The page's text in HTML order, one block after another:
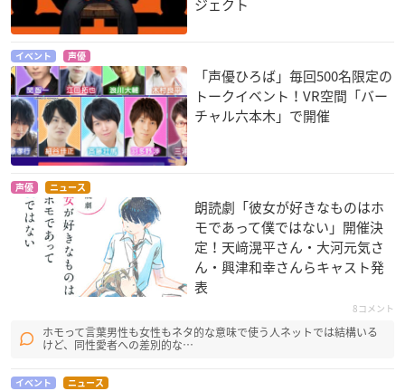
ジェクト
イベント 声優
「声優ひろば」毎回500名限定の
トークイベント！VR空間「バー
チャル六本木」で開催
声優 ニュース
朗読劇「彼女が好きなものはホ
モであって僕ではない」開催決
定！天﨑滉平さん・大河元気さ
ん・興津和幸さんらキャスト発
表
8コメント
ホモって言葉男性も女性もネタ的な意味で使う人ネットでは結構いる
けど、同性愛者への差別的な…
イベント ニュース